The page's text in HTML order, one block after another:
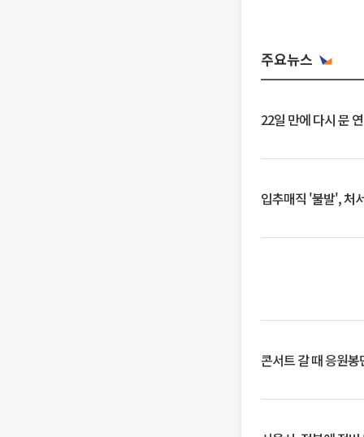
주요뉴스
22일 만에 다시 문
입추매직 '불발', 처
콘서트 갈 때 응원